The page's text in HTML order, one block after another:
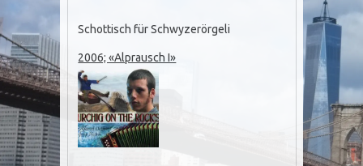
Schottisch für Schwyzerörgeli
2006; «Alprausch I»